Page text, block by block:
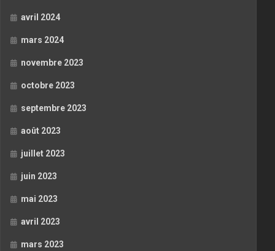
avril 2024
mars 2024
novembre 2023
octobre 2023
septembre 2023
août 2023
juillet 2023
juin 2023
mai 2023
avril 2023
mars 2023